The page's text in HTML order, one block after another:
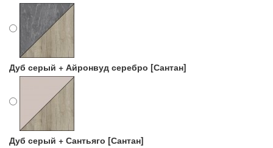
Дуб серый + Айронвуд серебро [Сантан]
Дуб серый + Сантьяго [Сантан]